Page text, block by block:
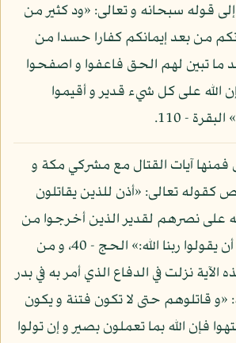
قوله سبحانه و تعالى: «ود كثير من
من بعد إيمانكم كفارا حسدا من
ما تبين لهم الحق فاعفوا و اصفحوا
إن الله على كل شيء قدير و أقيموا
- 110.
فمنها آيات القتال مع مشركي مكة و
تعالى: «أذن للذين يقاتلون
على نصرهم لقدير الذين أخرجوا من
ديارهم بغير حق إلا أن يقولوا ربنا الله:» الحج - 40، و من
نزلت في الدفاع الذي أمر به في بدر
«و قاتلوهم حتى لا تكون فتنة و يكون
فإن الله بما تعملون بصير و إن تولوا